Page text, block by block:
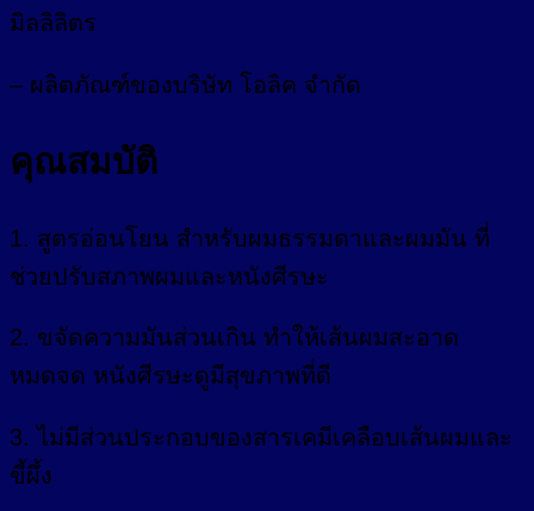
มิลลิลิตร
– ผลิตภัณฑ์ของบริษัท โอลิค จำกัด
คุณสมบัติ
1. สูตรอ่อนโยน สำหรับผมธรรมดาและผมมัน ที่
ช่วยปรับสภาพผมและหนังศีรษะ
2. ขจัดความมันส่วนเกิน ทำให้เส้นผมสะอาด
หมดจด หนังศีรษะดูมีสุขภาพที่ดี
3. ไม่มีส่วนประกอบของสารเคมีเคลือบเส้นผมและ
ขี้ผึ้ง